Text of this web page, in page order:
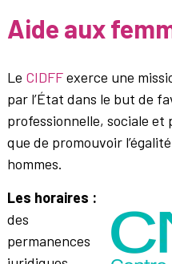
Aide aux
Le CIDFFexerce une
par l’État dans le but de
professionnelle, sociale et
que de promouvoir
hommes.
Les horaires :
des
permanences